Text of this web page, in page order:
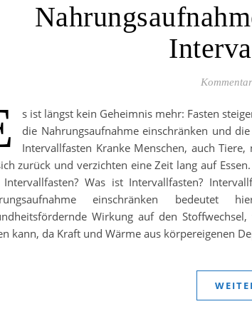
s ist längst kein Geheimnis mehr: Fasten
die Nahrungsaufnahme einschränken und
Intervallfasten Kranke Menschen, auch
zurück und verzichten eine Zeit lang auf
Was ist Intervallfasten?
einschränken bedeutet
Wirkung auf den
kann, da Kraft und Wärme aus körpereigenen